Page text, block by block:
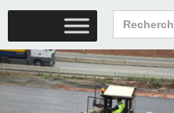
Search
for: